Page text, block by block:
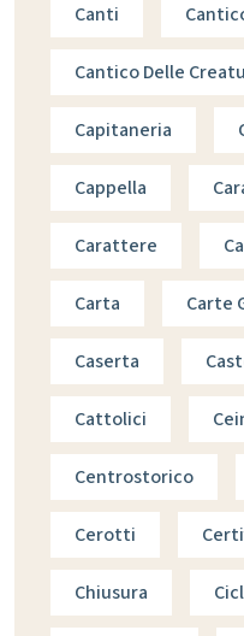
Canti
Cantico Delle
Capitaneria
Cappella
Carattere
Carta Carte
Caserta
Cattolici
Centrostorico
Cerotti
Chiusura